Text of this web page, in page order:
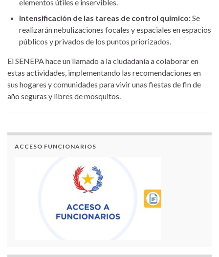
elementos útiles e inservibles.
Intensificación de las tareas de control químico:Se
realizarán nebulizaciones focales y espaciales en espacios
públicos y privados de los puntos priorizados.
El SENEPA hace un llamado a la ciudadanía a colaborar en
estas actividades, implementando las recomendaciones en
sus hogares y comunidades para vivir unas fiestas de fin de
año seguras y libres de mosquitos.
ACCESO FUNCIONARIOS